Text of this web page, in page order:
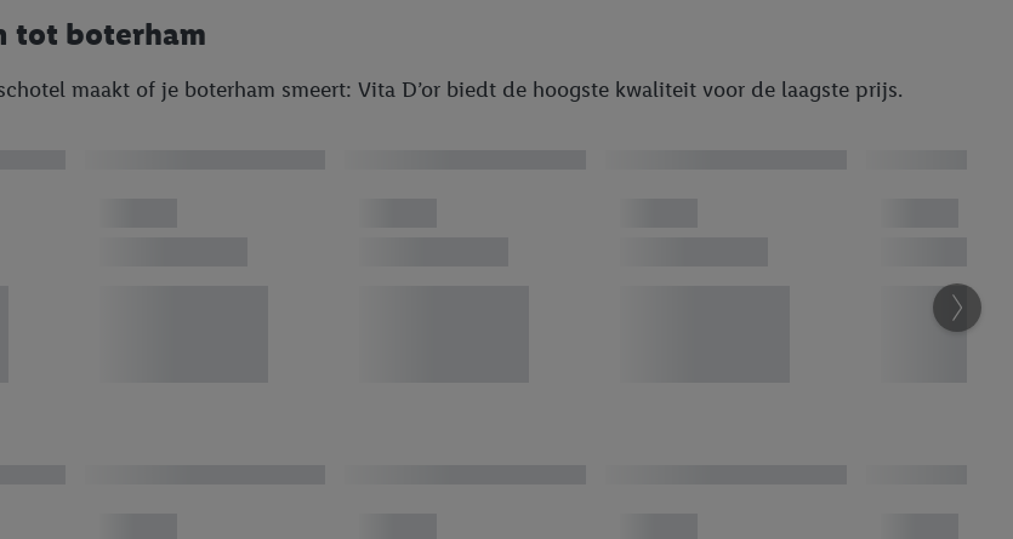
tot boterham
maakt of je boterham smeert: Vita D’or biedt de hoogste kwaliteit voor de laagste prijs.